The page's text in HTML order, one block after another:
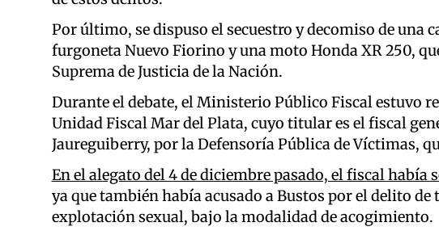
Por último, se dispuso el secuestro y decomiso de una
furgoneta Nuevo Fiorino y una moto Honda XR 250,
Suprema de Justicia de la Nación.
Durante el debate, el Ministerio Público Fiscal estuvo
Unidad Fiscal Mar del Plata, cuyo titular es el fiscal
Jaureguiberry, por la Defensoría Pública de Víctimas,
En el alegato del 4 de diciembre pasado, el fiscal
ya que también había acusado a Bustos por el delito de
explotación sexual, bajo la modalidad de acogimiento.